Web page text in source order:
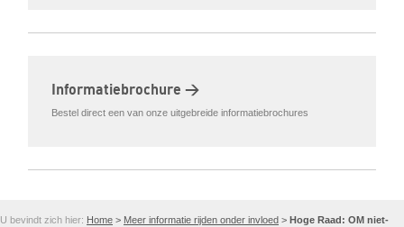
Informatiebrochure >
Bestel direct een van onze uitgebreide informatiebrochures
U bevindt zich hier: Home > Meer informatie rijden onder invloed > Hoge Raad: OM niet-